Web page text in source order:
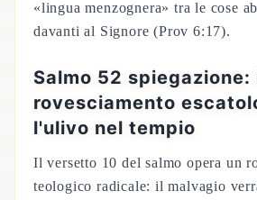
«lingua menzognera» tra le cose
davanti al Signore (Prov 6:17).
Salmo 52 spiegazione:
rovesciamento
l'ulivo nel tempio
Il versetto 10 del salmo opera un
teologico radicale: il malvagio